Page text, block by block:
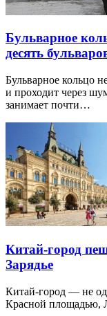
Бульварное
десять
Бульварное кольцо
и проходит через
занимает почти…
Китай-город
Зарядье
Китай-город — не
Красной площадью,